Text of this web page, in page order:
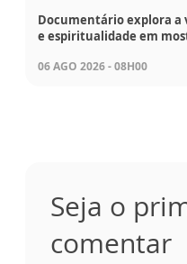
Documentário explora a
e espiritualidade em
06 AGO 2026 - 08H00
Seja o
comentar